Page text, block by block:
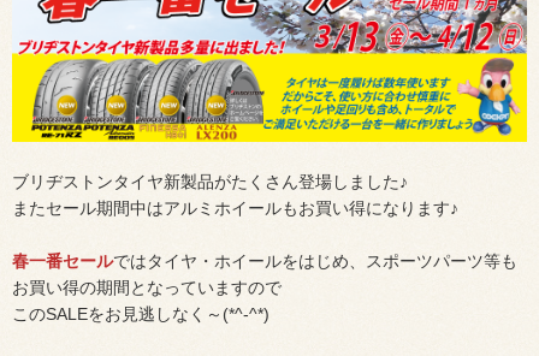
ブリヂストンタイヤ新製品がたくさん登場しました♪
またセール期間中はアルミホイールもお買い得になります♪
春一番セールではタイヤ・ホイールをはじめ、スポーツパーツ等も
お買い得の期間となっていますので
このSALEをお見逃しなく～(*^-^*)